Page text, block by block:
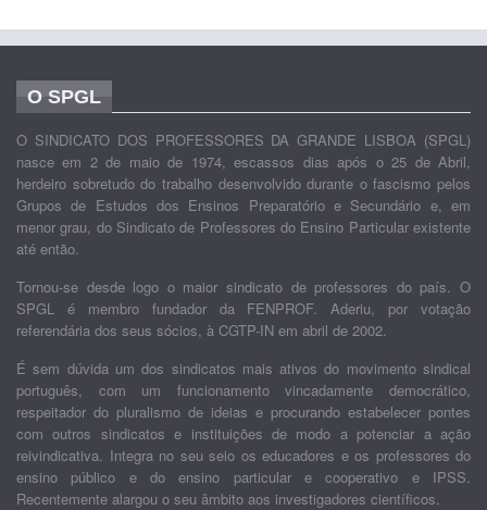
O SPGL
O SINDICATO DOS PROFESSORES DA GRANDE LISBOA (SPGL)
nasce em 2 de maio de 1974, escassos dias após o 25 de Abril,
herdeiro sobretudo do trabalho desenvolvido durante o fascismo pelos
Grupos de Estudos dos Ensinos Preparatório e Secundário e, em
menor grau, do Sindicato de Professores do Ensino Particular existente
até então.
Tornou-se desde logo o maior sindicato de professores do país. O
SPGL é membro fundador da FENPROF. Aderiu, por votação
referendária dos seus sócios, à CGTP-IN em abril de 2002.
É sem dúvida um dos sindicatos mais ativos do movimento sindical
português, com um funcionamento vincadamente democrático,
respeitador do pluralismo de ideias e procurando estabelecer pontes
com outros sindicatos e instituições de modo a potenciar a ação
reivindicativa. Integra no seu seio os educadores e os professores do
ensino público e do ensino particular e cooperativo e IPSS.
Recentemente alargou o seu âmbito aos investigadores científicos.